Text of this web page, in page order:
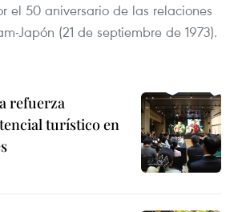
el 50 aniversario de las relaciones
Japón (21 de septiembre de 1973).
refuerza
turístico en